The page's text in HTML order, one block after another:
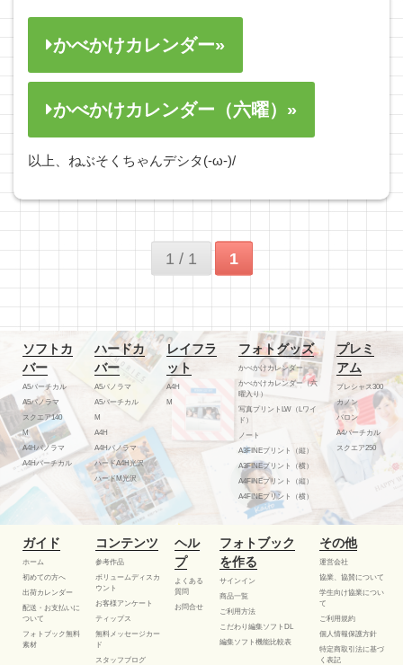
かべかけカレンダー»
かべかけカレンダー（六曜）»
以上、ねぶそくちゃんデシタ(-ω-)/
1 / 1 1
ソフトカ
バー
A5バーチカル
A5パノラマ
スクエア140
M
A4Hパノラマ
A4Hバーチカル
ハードカ
バー
A5パノラマ
A5バーチカル
M
A4H
A4Hパノラマ
ハードA4H光沢
ハードM光沢
レイフラ
ット
A4H
M
フォトグッズ
かべかけカレンダー
かべかけカレンダー（六
曜入り）
写真プリントLW（Lワイ
ド）
ノート
A3FINEプリント（縦）
A3FINEプリント（横）
A4FINEプリント（縦）
A4FINEプリント（横）
プレミ
アム
プレシャス300
カノン
バロン
A4バーチカル
スクエア250
ガイド
ホーム
初めての方へ
出荷カレンダー
配送・お支払いに
ついて
フォトブック無料
素材
コンテンツ
参考作品
ボリュームディスカ
ウント
お客様アンケート
ティップス
無料メッセージカー
ド
スタッフブログ
ヘル
プ
よくある
質問
お問合せ
フォトブック
を作る
サインイン
商品一覧
ご利用方法
こだわり編集ソフトDL
編集ソフト機能比較表
その他
運営会社
協業、協賛について
学生向け協業につい
て
ご利用規約
個人情報保護方針
特定商取引法に基づ
く表記